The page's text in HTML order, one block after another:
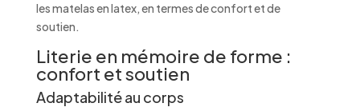
les matelas en latex, en termes de confort et de
soutien.
Literie en mémoire de forme :
confort et soutien
Adaptabilité au corps